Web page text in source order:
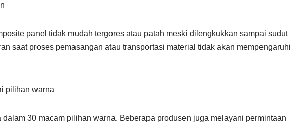
panel tidak mudah tergores atau patah meski dilengkukkan sampai sudut
saat proses pemasangan atau transportasi material tidak akan mempengaruhi
pilihan warna
30 macam pilihan warna. Beberapa produsen juga melayani permintaan